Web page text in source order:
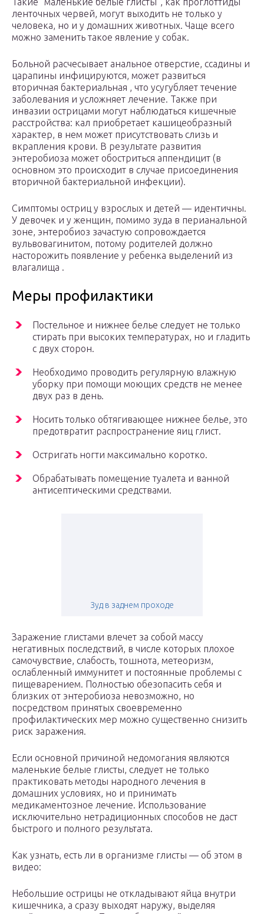
ленточных червей, могут выходить не только у
человека, но и у домашних животных. Чаще всего
можно заменить такое явление у собак.
Больной расчесывает анальное отверстие, ссадины и
царапины инфицируются, может развиться
вторичная бактериальная , что усугубляет течение
заболевания и усложняет лечение. Также при
инвазии острицами могут наблюдаться кишечные
расстройства: кал приобретает кашицеобразный
характер, в нем может присутствовать слизь и
вкрапления крови. В результате развития
энтеробиоза может обостриться аппендицит (в
основном это происходит в случае присоединения
вторичной бактериальной инфекции).
Симптомы остриц у взрослых и детей — идентичны.
У девочек и у женщин, помимо зуда в перианальной
зоне, энтеробиоз зачастую сопровождается
вульвовагинитом, потому родителей должно
насторожить появление у ребенка выделений из
влагалища .
Меры профилактики
Постельное и нижнее белье следует не только
стирать при высоких температурах, но и гладить
с двух сторон.
Необходимо проводить регулярную влажную
уборку при помощи моющих средств не менее
двух раз в день.
Носить только обтягивающее нижнее белье, это
предотвратит распространение яиц глист.
Остригать ногти максимально коротко.
Обрабатывать помещение туалета и ванной
антисептическими средствами.
Зуд в заднем проходе
Заражение глистами влечет за собой массу
негативных последствий, в числе которых плохое
самочувствие, слабость, тошнота, метеоризм,
ослабленный иммунитет и постоянные проблемы с
пищеварением. Полностью обезопасить себя и
близких от энтеробиоза невозможно, но
посредством принятых своевременно
профилактических мер можно существенно снизить
риск заражения.
Если основной причиной недомогания являются
маленькие белые глисты, следует не только
практиковать методы народного лечения в
домашних условиях, но и принимать
медикаментозное лечение. Использование
исключительно нетрадиционных способов не даст
быстрого и полного результата.
Как узнать, есть ли в организме глисты — об этом в
видео:
Небольшие острицы не откладывают яйца внутри
кишечника, а сразу выходят наружу, выделяя